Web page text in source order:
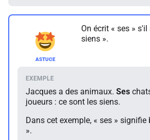
On écrit « ses »
siens ».
Jacques a des animaux. Ses
joueurs : ce sont les siens.
Dans cet exemple, « ses » signifie
».